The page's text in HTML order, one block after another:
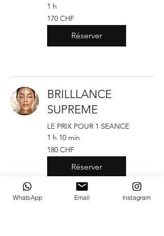
1 h
170
francs
suisses
170 CHF
Réserver
BRILLLANCE
SUPREME
LE PRIX POUR 1 SEANCE
1 h 10 min
180
francs
suisses
180 CHF
Réserver
WhatsApp Email Instagram